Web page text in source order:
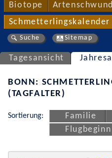
Biotope Artenschwund
Schmetterlingskalender
Suche Sitemap
Tagesansicht
BONN:
(TAGFALTER)
Sortierung: Familie
Flugbeginn